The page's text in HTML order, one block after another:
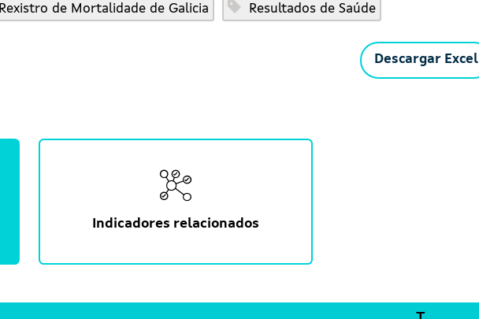
Rexistro de Mortalidade de Galicia Resultados de Saúde
Descargar Excel
Indicadores relacionados